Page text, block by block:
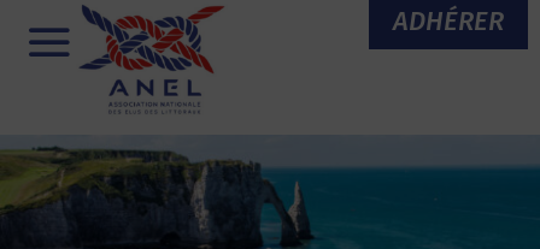
ADHÉRER
Menu